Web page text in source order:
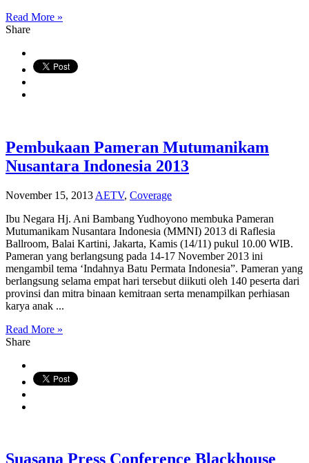
Read More »
Share
Pembukaan Pameran Mutumanikam
Nusantara Indonesia 2013
November 15, 2013 AETV, Coverage
Ibu Negara Hj. Ani Bambang Yudhoyono membuka Pameran
Mutumanikam Nusantara Indonesia (MMNI) 2013 di Raflesia
Ballroom, Balai Kartini, Jakarta, Kamis (14/11) pukul 10.00 WIB.
Pameran yang berlangsung pada 14-17 November 2013 ini
mengambil tema ‘Indahnya Batu Permata Indonesia”. Pameran yang
berlangsung selama empat hari tersebut diikuti oleh 140 peserta dari
provinsi dan mitra binaan kemitraan serta menampilkan perhiasan
karya anak ...
Read More »
Share
Suasana Press Conference Blackhouse